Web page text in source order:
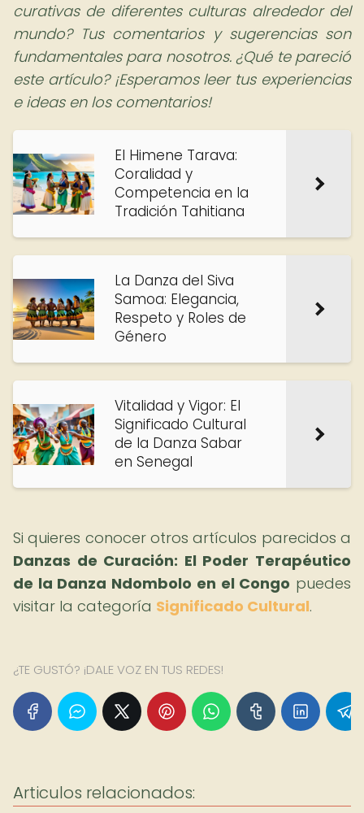
curativas de diferentes culturas alrededor del
mundo? Tus comentarios y sugerencias son
fundamentales para nosotros. ¿Qué te pareció
este artículo? ¡Esperamos leer tus experiencias
e ideas en los comentarios!
El Himene Tarava:
Coralidad y
Competencia en la
Tradición Tahitiana
La Danza del Siva
Samoa: Elegancia,
Respeto y Roles de
Género
Vitalidad y Vigor: El
Significado Cultural
de la Danza Sabar
en Senegal
Si quieres conocer otros artículos parecidos a
Danzas de Curación: El Poder Terapéutico
de la Danza Ndombolo en el Congo puedes
visitar la categoría Significado Cultural.
¿TE GUSTÓ? ¡DALE VOZ EN TUS REDES!
Articulos relacionados: